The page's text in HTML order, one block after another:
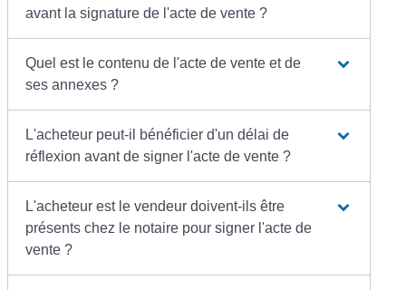
avant la signature de l'acte de vente ?
Quel est le contenu de l'acte de vente et de
ses annexes ?
L'acheteur peut-il bénéficier d'un délai de
réflexion avant de signer l'acte de vente ?
L'acheteur est le vendeur doivent-ils être
présents chez le notaire pour signer l'acte de
vente ?